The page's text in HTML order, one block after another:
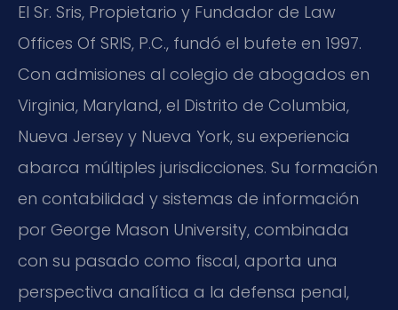
El Sr. Sris, Propietario y Fundador de Law
Offices Of SRIS, P.C., fundó el bufete en 1997.
Con admisiones al colegio de abogados en
Virginia, Maryland, el Distrito de Columbia,
Nueva Jersey y Nueva York, su experiencia
abarca múltiples jurisdicciones. Su formación
en contabilidad y sistemas de información
por George Mason University, combinada
con su pasado como fiscal, aporta una
perspectiva analítica a la defensa penal,